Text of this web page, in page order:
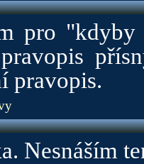
pro
pravopis.
Nesnáším